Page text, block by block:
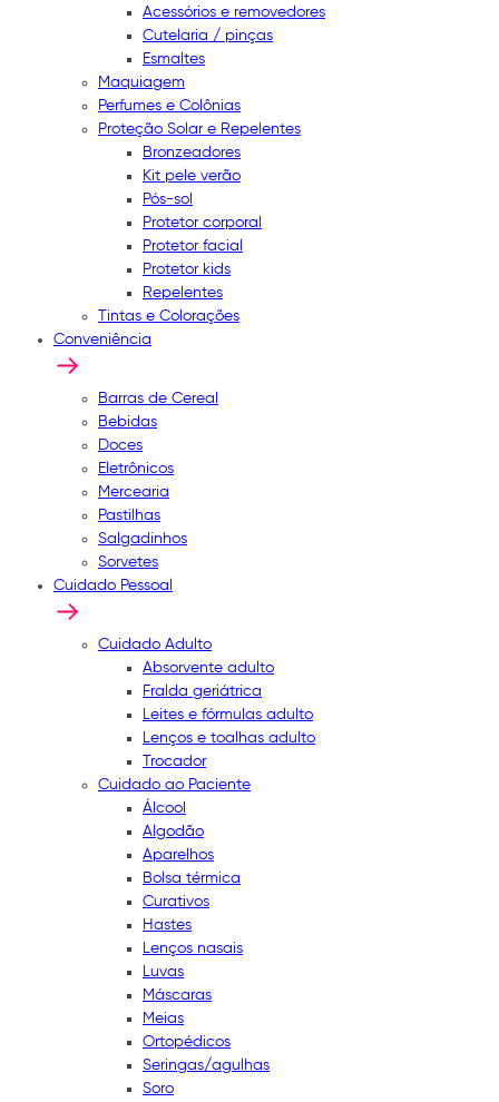
Acessórios e removedores
Cutelaria / pinças
Esmaltes
Maquiagem
Perfumes e Colônias
Proteção Solar e Repelentes
Bronzeadores
Kit pele verão
Pós-sol
Protetor corporal
Protetor facial
Protetor kids
Repelentes
Tintas e Colorações
Conveniência
Barras de Cereal
Bebidas
Doces
Eletrônicos
Mercearia
Pastilhas
Salgadinhos
Sorvetes
Cuidado Pessoal
Cuidado Adulto
Absorvente adulto
Fralda geriátrica
Leites e fórmulas adulto
Lenços e toalhas adulto
Trocador
Cuidado ao Paciente
Álcool
Algodão
Aparelhos
Bolsa térmica
Curativos
Hastes
Lenços nasais
Luvas
Máscaras
Meias
Ortopédicos
Seringas/agulhas
Soro